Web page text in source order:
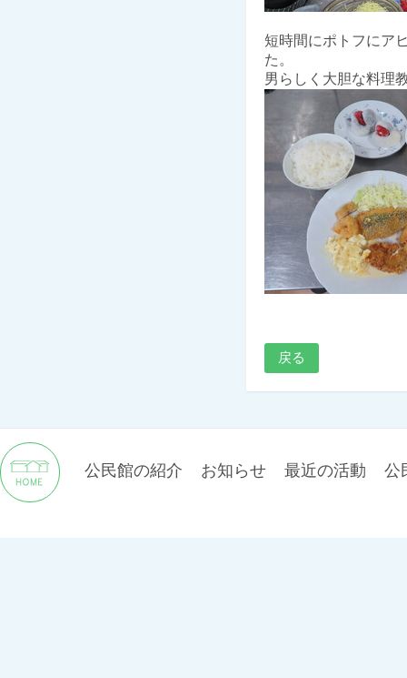
短時間にポトフにア
た。
男らしく大胆な料理
戻る
公民館の紹介 お知らせ 最近の活動 公